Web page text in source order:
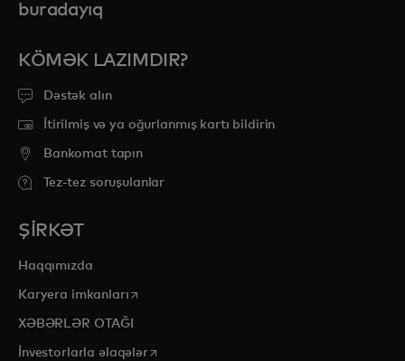
buradayıq
KÖMƏK LAZIMDIR?
Dəstək alın
İtirilmiş və ya oğurlanmış kartı bildirin
Bankomat tapın
Tez-tez soruşulanlar
ŞİRKƏT
Haqqımızda
Karyera imkanlarıopens in a new tab
XƏBƏRLƏR OTAĞI
İnvestorlarla əlaqələropens in a new tab